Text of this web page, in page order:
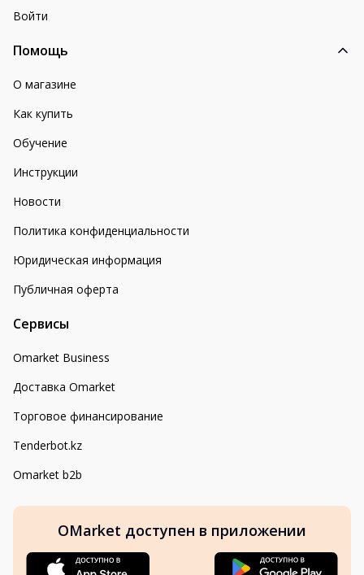
Войти
Помощь
О магазине
Как купить
Обучение
Инструкции
Новости
Политика конфиденциальности
Юридическая информация
Публичная оферта
Сервисы
Omarket Business
Доставка Omarket
Торговое финансирование
Tenderbot.kz
Omarket b2b
OMarket доступен в приложении